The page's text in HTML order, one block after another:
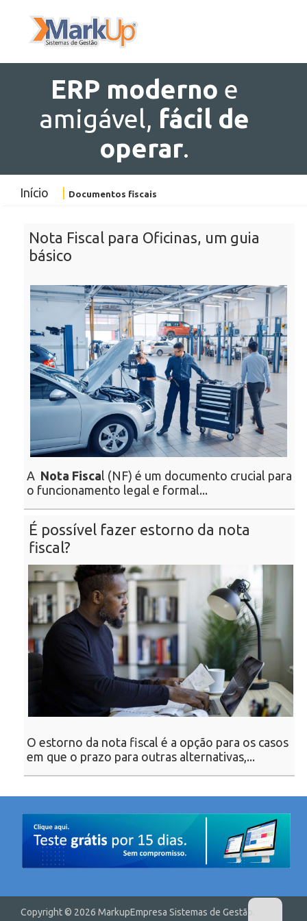
ERP moderno e
amigável, fácil de
operar.
Início Documentos fiscais
Nota Fiscal para Oficinas, um guia
básico
A Nota Fiscal (NF) é um documento crucial para
o funcionamento legal e formal...
É possível fazer estorno da nota
fiscal?
O estorno da nota fiscal é a opção para os casos
em que o prazo para outras alternativas,...
Copyright © 2026 MarkupEmpresa Sistemas de Gestão.